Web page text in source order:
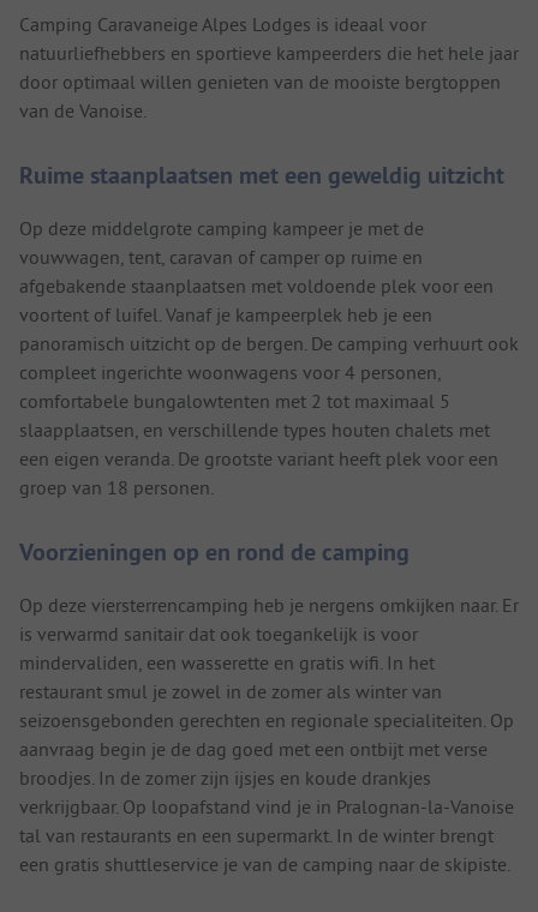
Camping Caravaneige Alpes Lodges is ideaal voor
natuurliefhebbers en sportieve kampeerders die het hele jaar
door optimaal willen genieten van de mooiste bergtoppen
van de Vanoise.
Ruime staanplaatsen met een geweldig uitzicht
Op deze middelgrote camping kampeer je met de
vouwwagen, tent, caravan of camper op ruime en
afgebakende staanplaatsen met voldoende plek voor een
voortent of luifel. Vanaf je kampeerplek heb je een
panoramisch uitzicht op de bergen. De camping verhuurt ook
compleet ingerichte woonwagens voor 4 personen,
comfortabele bungalowtenten met 2 tot maximaal 5
slaapplaatsen, en verschillende types houten chalets met
een eigen veranda. De grootste variant heeft plek voor een
groep van 18 personen.
Voorzieningen op en rond de camping
Op deze viersterrencamping heb je nergens omkijken naar. Er
is verwarmd sanitair dat ook toegankelijk is voor
mindervaliden, een wasserette en gratis wifi. In het
restaurant smul je zowel in de zomer als winter van
seizoensgebonden gerechten en regionale specialiteiten. Op
aanvraag begin je de dag goed met een ontbijt met verse
broodjes. In de zomer zijn ijsjes en koude drankjes
verkrijgbaar. Op loopafstand vind je in Pralognan-la-Vanoise
tal van restaurants en een supermarkt. In de winter brengt
een gratis shuttleservice je van de camping naar de skipiste.